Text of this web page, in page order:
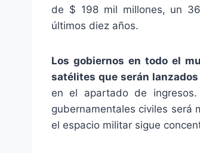
de $ 198 mil millones, un
últimos diez años.
Los gobiernos en todo el
satélites que serán lanzados
en el apartado de
gubernamentales civiles será
el espacio militar sigue